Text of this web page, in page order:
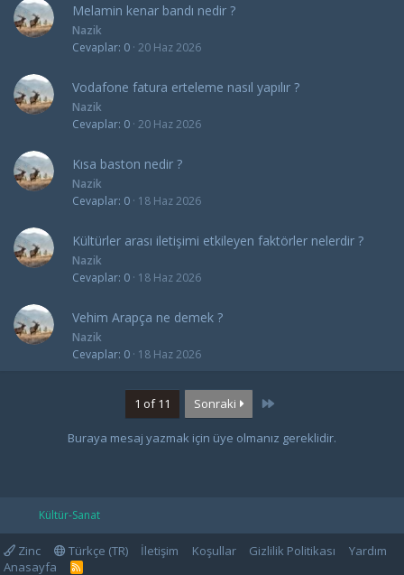
Melamin kenar bandı nedir ?
Nazik
Cevaplar 0 20 Haz 2026
Vodafone fatura erteleme nasıl yapılır ?
Nazik
Cevaplar 0 20 Haz 2026
Kısa baston nedir ?
Nazik
Cevaplar 0 18 Haz 2026
Kültürler arası iletişimi etkileyen faktörler nelerdir ?
Nazik
Cevaplar 0 18 Haz 2026
Vehim Arapça ne demek ?
Nazik
Cevaplar 0 18 Haz 2026
1 of 11 Sonraki Last
Buraya mesaj yazmak için üye olmanız gereklidir.
Kültür-Sanat
Zinc Türkçe (TR) İletişim Koşullar Gizlilik Politikası
Yardım
Anasayfa
R